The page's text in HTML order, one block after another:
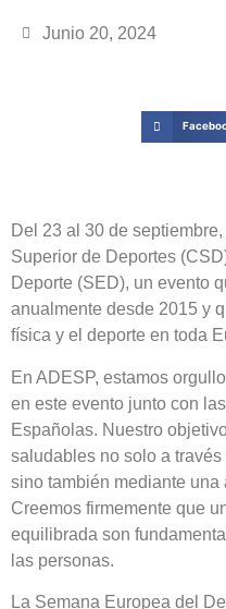
Junio 20, 2024
Del 23 al 30 de
Superior de Deportes
Deporte (SED), un evento
anualmente desde 2015 y
física y el deporte en toda
En ADESP, estamos
en este evento junto con
Españolas. Nuestro
saludables no solo a
sino también mediante
Creemos firmemente que
equilibrada son
las personas.
La Semana Europea del